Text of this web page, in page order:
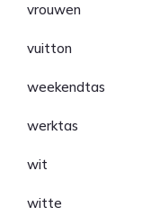
vrouwen
vuitton
weekendtas
werktas
wit
witte